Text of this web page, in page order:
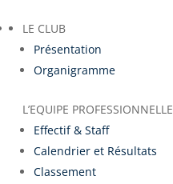
LE CLUB
Présentation
Organigramme
L’EQUIPE PROFESSIONNELLE
Effectif & Staff
Calendrier et Résultats
Classement